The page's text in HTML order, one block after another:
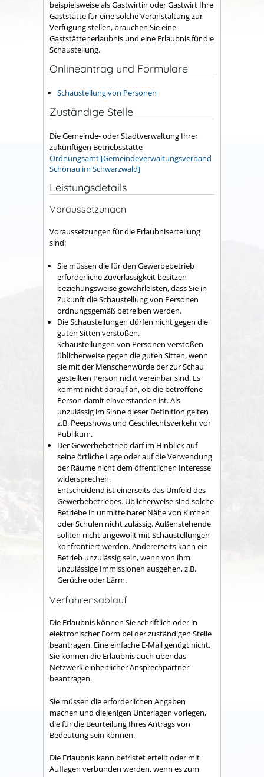
beispielsweise als Gastwirtin oder Gastwirt Ihre
Gaststätte für eine solche Veranstaltung zur
Verfügung stellen, brauchen Sie eine
Gaststättenerlaubnis und eine Erlaubnis für die
Schaustellung.
Onlineantrag und Formulare
Schaustellung von Personen
Zuständige Stelle
Die Gemeinde- oder Stadtverwaltung Ihrer
zukünftigen Betriebsstätte
Ordnungsamt [Gemeindeverwaltungsverband
Schönau im Schwarzwald]
Leistungsdetails
Voraussetzungen
Voraussetzungen für die Erlaubniserteilung
sind:
Sie müssen die für den Gewerbebetrieb
erforderliche Zuverlässigkeit besitzen
beziehungsweise gewährleisten, dass Sie in
Zukunft die Schaustellung von Personen
ordnungsgemäß betreiben werden.
Die Schaustellungen dürfen nicht gegen die
guten Sitten verstoßen.
Schaustellungen von Personen verstoßen
üblicherweisegegen die guten Sitten, wenn
sie mit der Menschenwürde der zur Schau
gestellten Person nicht vereinbar sind. Es
kommt nicht darauf an, ob die betroffene
Person damit einverstanden ist. Als
unzulässig im Sinne dieser Definition gelten
z.B. Peepshows und Geschlechtsverkehr vor
Publikum.
Der Gewerbebetrieb darf im Hinblick auf
seine örtliche Lage oder auf die Verwendung
der Räume nicht dem öffentlichen Interesse
widersprechen.
Entscheidend ist einerseits das Umfeld des
Gewerbebetriebes. Üblicherweise sind solche
Betriebe in unmittelbarer Nähe von Kirchen
oder Schulen nicht zulässig. Außenstehende
sollten nicht ungewollt mit Schaustellungen
konfrontiert werden. Andererseits kann ein
Betrieb unzulässig sein, wenn von ihm
unzulässige Immissionen ausgehen,z.B.
Gerüche oder Lärm.
Verfahrensablauf
Die Erlaubnis können Sie schriftlich oder in
elektronischer Form bei der zuständigen Stelle
beantragen. Eine einfache E-Mail genügt nicht.
Sie können die Erlaubnis auch über das
Netzwerk einheitlicher Ansprechpartner
beantragen.
Sie müssen die erforderlichen Angaben
machen und diejenigen Unterlagen vorlegen,
die für die Beurteilung Ihres Antrags von
Bedeutung sein können.
Die Erlaubnis kann befristet erteilt oder mit
Auflagen verbunden werden, wenn es zum